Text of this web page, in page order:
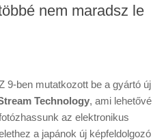
nem maradsz le
9-ben mutatkozott be a gyártó új
Technology, ami lehetővé
az elektronikus
a japánok új képfeldolgozó